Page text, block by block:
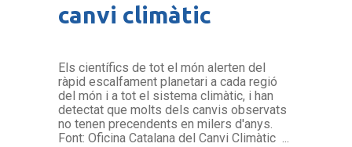
canvi climàtic
Els científics de tot el món alerten del
ràpid escalfament planetari a cada regió
del món i a tot el sistema climàtic, i han
detectat que molts dels canvis observats
no tenen precendents en milers d'anys.
Font: Oficina Catalana del Canvi Climàtic ...